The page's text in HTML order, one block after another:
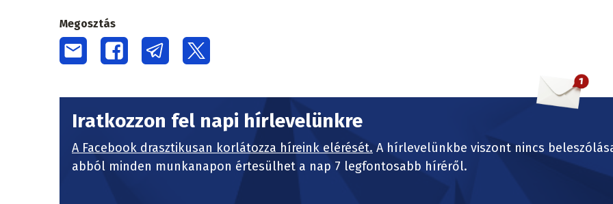
Megosztás
Iratkozzon fel napi hírlevelünkre
A Facebook drasztikusan korlátozza híreink elérését. A hírlevelünkbe viszont nincs
abból minden munkanapon értesülhet a nap 7 legfontosabb híréről.